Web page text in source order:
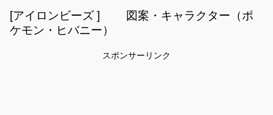
[アイロンビーズ ] 図案・キャラクター（ポ
ケモン・ヒバニー）
スポンサーリンク